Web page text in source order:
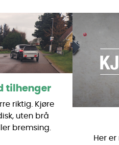
tilhenger
riktig. Kjøre
uten brå
bremsing.
Her